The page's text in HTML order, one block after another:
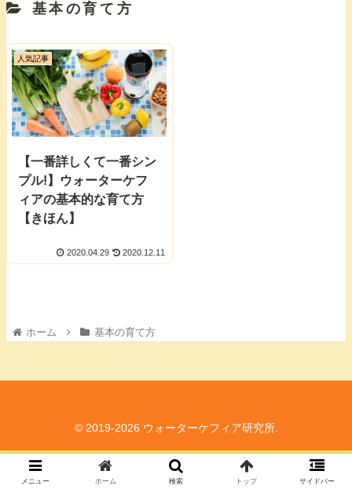
基本の育て方
人気記事
【一番詳しくて一番シン
プル!】ウォーターケフ
ィアの基本的な育て方
【きほん】
2020.04.29 2020.12.11
ホーム 基本の育て方
© 2019-2026 ウォーターケフィア研究所.
メニュー ホーム 検索 トップ サイドバー